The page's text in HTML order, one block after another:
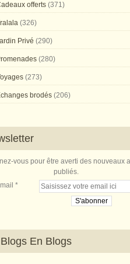
offerts (371)
(326)
Privé (290)
(280)
(273)
brodés (206)
vous pour être averti des nouveaux
publiés.
En Blogs